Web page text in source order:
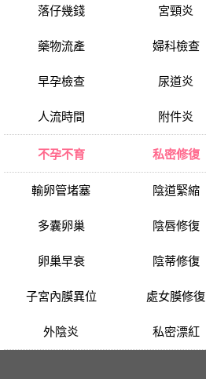
落仔幾錢
藥物流產
早孕檢查
人流時間
宮頸炎
婦科檢查
尿道炎
附件炎
不孕不育
輸卵管堵塞
多囊卵巢
卵巢早衰
子宮內膜異位
外陰炎
私密修復
陰道緊縮
陰唇修復
陰蒂修復
處女膜修復
私密漂紅